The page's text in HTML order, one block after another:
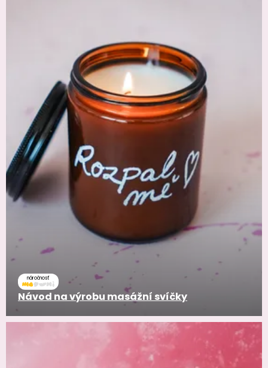
náročnosť
Návod na výrobu masážní svíčky